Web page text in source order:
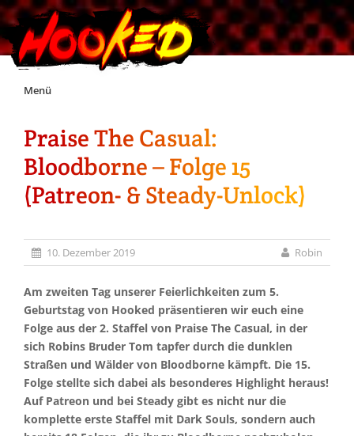
Skip
Menü
Unterstützt Hooked!
Exklusiv für Supporter*innen
Praise The Casual:
Bloodborne – Folge 15
(Patreon- & Steady-Unlock)
10. Dezember 2019 Robin
Am zweiten Tag unserer Feierlichkeiten zum 5.
Geburtstag von Hooked präsentieren wir euch eine
Folge aus der 2. Staffel von Praise The Casual, in der
sich Robins Bruder Tom tapfer durch die dunklen
Straßen und Wälder von Bloodborne kämpft. Die 15.
Folge stellte sich dabei als besonderes Highlight heraus!
Auf Patreon und bei Steady gibt es nicht nur die
komplette erste Staffel mit Dark Souls, sondern auch